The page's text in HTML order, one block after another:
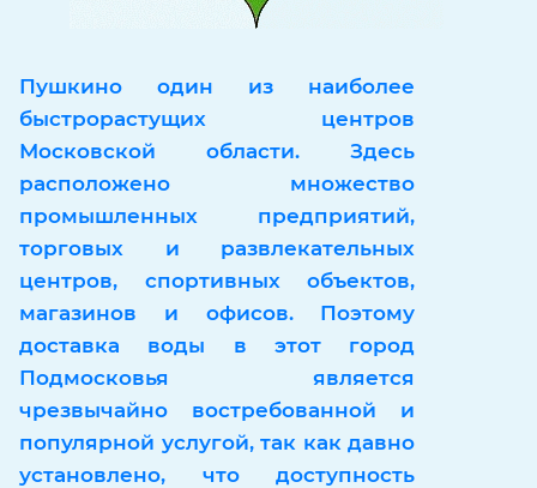
Пушкино один из наиболее
быстрорастущих центров
Московской области. Здесь
расположено множество
промышленных предприятий,
торговых и развлекательных
центров, спортивных объектов,
магазинов и офисов. Поэтому
доставка воды в этот город
Подмосковья является
чрезвычайно востребованной и
популярной услугой, так как давно
установлено, что доступность